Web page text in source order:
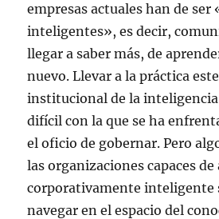
empresas actuales han de
inteligentes», es decir,
llegar a saber más, de
nuevo. Llevar a la práctica
institucional de la inteligencia
difícil con la que se ha
el oficio de gobernar. Pero
las organizaciones capaces
corporativamente inteligente
navegar en el espacio del